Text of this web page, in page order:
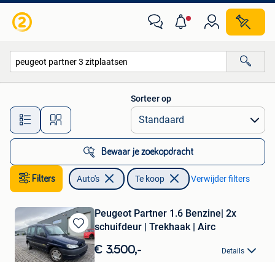
Alle afstanden…
Sorteer op
Bewaar je zoekopdracht
Filters Auto's Te koop Verwijder filters
Bewaren
in
Mijn
Peugeot Partner 1.6 Benzine| 2x
schuifdeur | Trekhaak | Airc
€ 3.500,- Details